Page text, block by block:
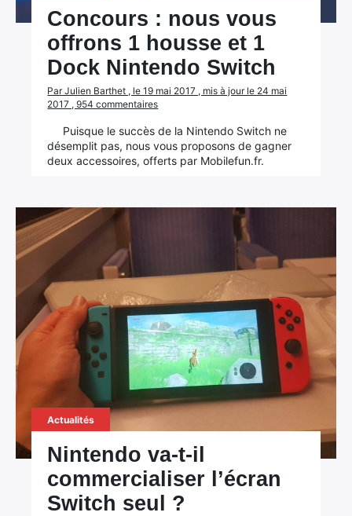
Concours : nous vous
offrons 1 housse et 1
Dock Nintendo Switch
Par Julien Barthet , le 19 mai 2017 , mis à jour le 24 mai
2017 , 954 commentaires
Puisque le succès de la Nintendo Switch ne
désemplit pas, nous vous proposons de gagner
deux accessoires, offerts par Mobilefun.fr.
Actualités
Nintendo va-t-il
commercialiser l’écran
Switch seul ?